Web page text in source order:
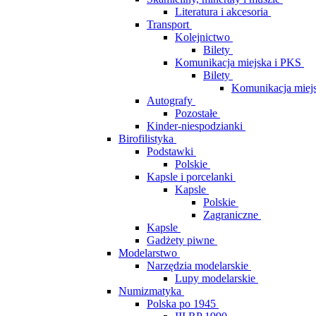
Literatura i akcesoria
Transport
Kolejnictwo
Bilety
Komunikacja miejska i PKS
Bilety
Komunikacja
Autografy
Pozostałe
Kinder-niespodzianki
Birofilistyka
Podstawki
Polskie
Kapsle i porcelanki
Kapsle
Polskie
Zagraniczne
Kapsle
Gadżety piwne
Modelarstwo
Narzędzia modelarskie
Lupy modelarskie
Numizmatyka
Polska po 1945